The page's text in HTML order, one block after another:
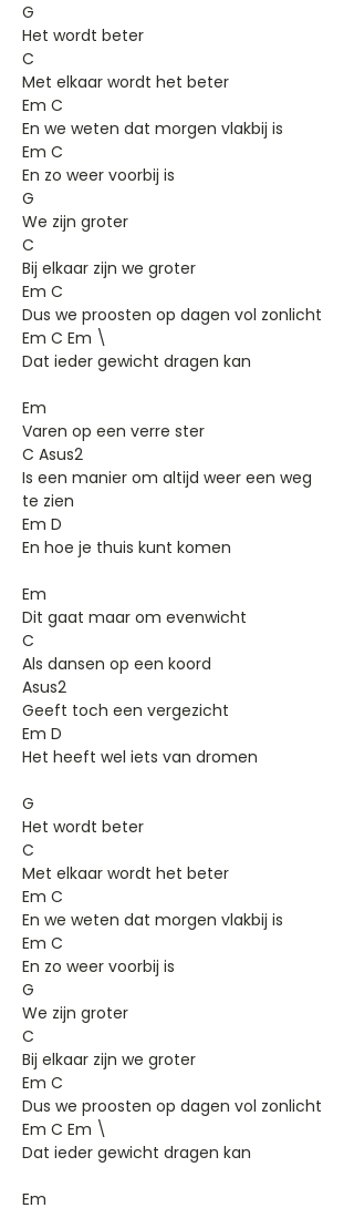
G
Het wordt beter
C
Met elkaar wordt het beter
Em C
En we weten dat morgen vlakbij is
Em C
En zo weer voorbij is
G
We zijn groter
C
Bij elkaar zijn we groter
Em C
Dus we proosten op dagen vol zonlicht
Em C Em \
Dat ieder gewicht dragen kan
Em
Varen op een verre ster
C Asus2
Is een manier om altijd weer een weg
te zien
Em D
En hoe je thuis kunt komen
Em
Dit gaat maar om evenwicht
C
Als dansen op een koord
Asus2
Geeft toch een vergezicht
Em D
Het heeft wel iets van dromen
G
Het wordt beter
C
Met elkaar wordt het beter
Em C
En we weten dat morgen vlakbij is
Em C
En zo weer voorbij is
G
We zijn groter
C
Bij elkaar zijn we groter
Em C
Dus we proosten op dagen vol zonlicht
Em C Em \
Dat ieder gewicht dragen kan
Em